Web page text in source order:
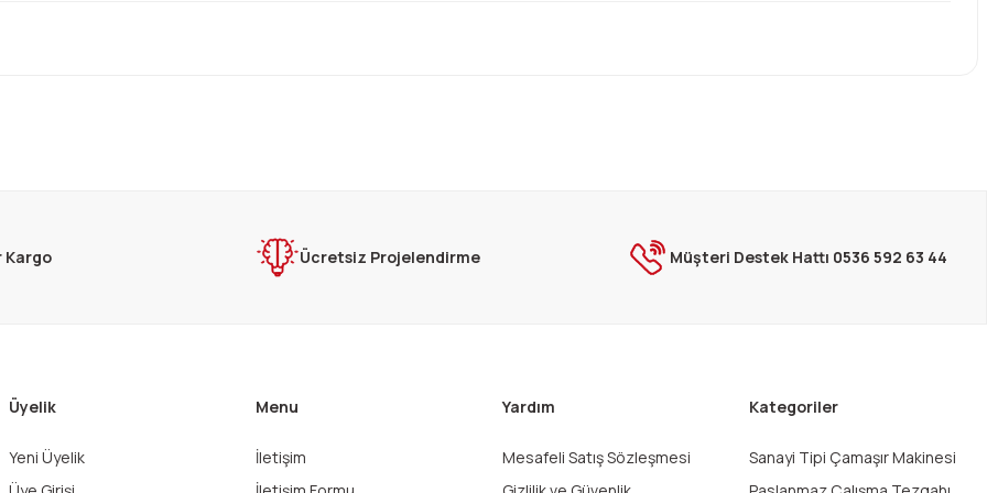
Gönder
Kargo Ücretsiz Projelendirme Müşteri Destek Hattı 0536 592 63 44
Üyelik
Yeni Üyelik
Menu
İletişim
Yardım
Mesafeli Satış Sözleşmesi
Kategoriler
Sanayi Tipi Çamaşır Makinesi